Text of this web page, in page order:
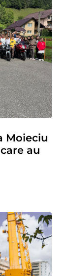
Moieciu
au